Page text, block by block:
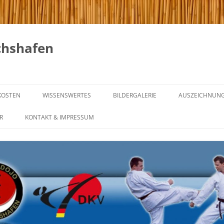
WISSENSWERTES
GICHIN FUNAKOSHI
GÜRTELGRADE UND IHRE
BEDEUTUNG
BILDERGALERIE
KONTAKT & IMPRESSUM